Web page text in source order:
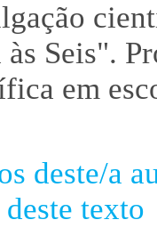
Seis".
em
deste/a
texto